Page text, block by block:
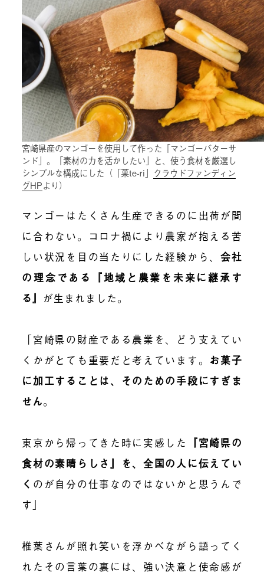
宮崎県産のマンゴーを使用して作った「マンゴーバターサ
ンド」。「素材の力を活かしたい」と、使う食材を厳選し
シンプルな構成にした（「菓te-ri」 クラウドファンディン
グHPより）
マンゴーはたくさん生産できるのに出荷が間
に合わない。コロナ禍により農家が抱える苦
しい状況を目の当たりにした経験から、 会社
の理念である『地域と農業を未来に継承す
る』 が生まれました。
「宮崎県の財産である農業を、どう支えてい
くかがとても重要だと考えています。 お菓子
に加工することは、そのための手段にすぎま
せん。
東京から帰ってきた時に実感した 『宮崎県の
食材の素晴らしさ』を、全国の人に伝えてい
く のが自分の仕事なのではないかと思うんで
す」
椎葉さんが照れ笑いを浮かべながら語ってく
れたその言葉の裏には、強い決意と使命感が